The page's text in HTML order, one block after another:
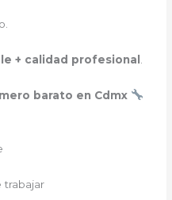
+ calidad profesional
barato en Cdmx
trabajar